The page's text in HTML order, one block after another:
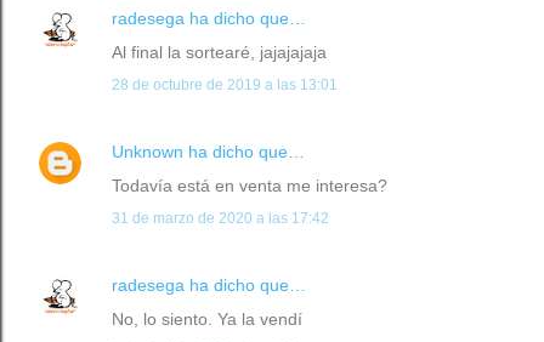
radesega ha dicho que…
Al final la sortearé, jajajajaja
28 de octubre de 2019 a las 13:01
Unknown ha dicho que…
Todavía está en venta me interesa?
31 de marzo de 2020 a las 17:42
radesega ha dicho que…
No, lo siento. Ya la vendí